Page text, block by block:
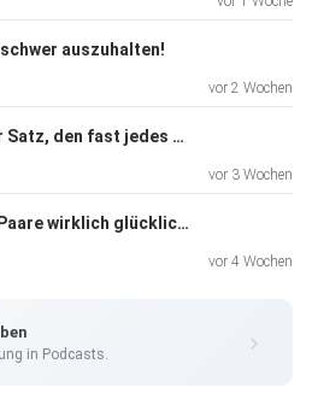
auszuhalten!
vor 2 Wochen
Mental Load: Der Satz, den fast jedes Paar kennt
vor 3 Wochen
Sind kinderlose Paare wirklich glücklicher? Was Studien sagen...
vor 4 Wochen
in Podcasts.